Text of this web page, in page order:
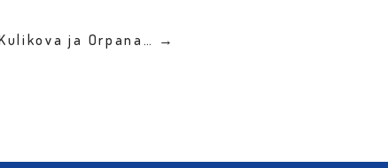
ja Orpana… →